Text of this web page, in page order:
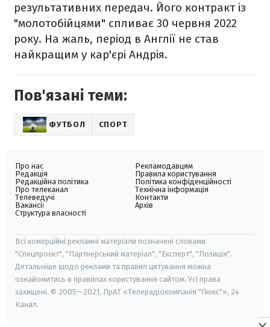
результативних передач. Його контракт із
"молотобійцями" спливає 30 червня 2022
року. На жаль, період в Англії не став
найкращим у кар'єрі Андрія.
Пов'язані теми:
ФУТБОЛ СПОРТ
Про нас
Редакція
Редакційна політика
Про телеканал
Телеведучі
Вакансії
Структура власності
Рекламодавцям
Правила користування
Політика конфіденційності
Технічна інформація
Контакти
Архів
Всі комерційні рекламні матеріали позначені словами
"Спецпроєкт", "Партнерський матеріал", "Експерт", "Позиція".
Детальніше щодо реклами та правил цитування можна
ознайомитись в правилах користування сайтом. Усі права
захищені. © 2005—2021, ПрАТ «Телерадіокомпанія "Люкс"», 24
Канал.